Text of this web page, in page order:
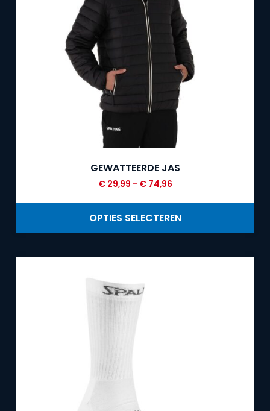
GEWATTEERDE JAS
€29,99 - €74,96
OPTIES SELECTEREN